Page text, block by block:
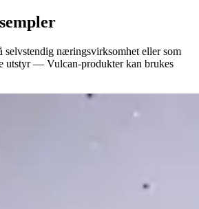
selvstendig næringsvirksomhet eller som
utstyr — Vulcan-produkter kan brukes